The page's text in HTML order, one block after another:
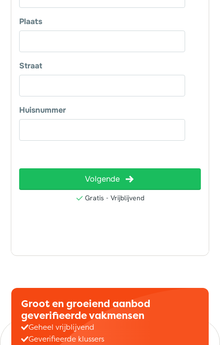
Groot en groeiend aanbod
geverifieerde vakmensen
Geheel vrijblijvend
Geverifieerde klussers